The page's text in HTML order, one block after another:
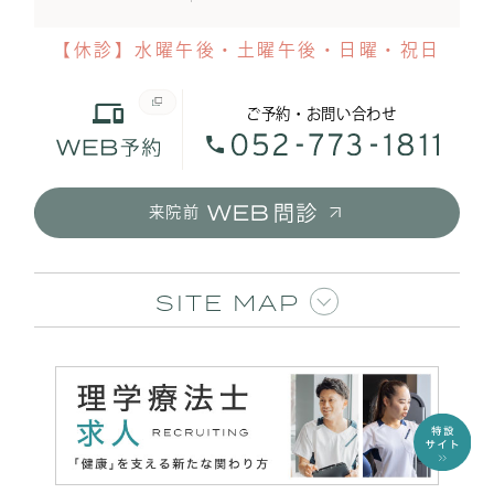
【休診】水曜午後・土曜午後・日曜・祝日
ご予約・お問い合わせ
来院前
SITE MAP